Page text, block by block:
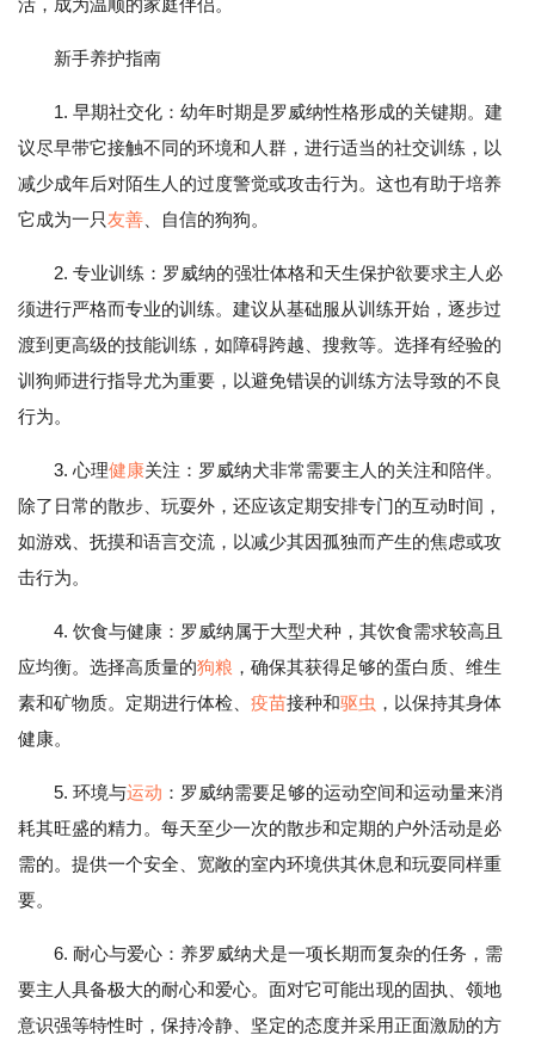
活，成为温顺的家庭伴侣。
新手养护指南
1. 早期社交化：幼年时期是罗威纳性格形成的关键期。建
议尽早带它接触不同的环境和人群，进行适当的社交训练，以
减少成年后对陌生人的过度警觉或攻击行为。这也有助于培养
它成为一只友善 、自信的狗狗。
2. 专业训练：罗威纳的强壮体格和天生保护欲要求主人必
须进行严格而专业的训练。建议从基础服从训练开始，逐步过
渡到更高级的技能训练，如障碍跨越、搜救等。选择有经验的
训狗师进行指导尤为重要，以避免错误的训练方法导致的不良
行为。
3. 心理健康关注：罗威纳犬非常需要主人的关注和陪伴。
除了日常的散步、玩耍外，还应该定期安排专门的互动时间，
如游戏、抚摸和语言交流，以减少其因孤独而产生的焦虑或攻
击行为。
4. 饮食与健康：罗威纳属于大型犬种，其饮食需求较高且
应均衡。选择高质量的狗粮 ，确保其获得足够的蛋白质、维生
素和矿物质。定期进行体检、 疫苗接种和驱虫 ，以保持其身体
健康。
5. 环境与运动 ：罗威纳需要足够的运动空间和运动量来消
耗其旺盛的精力。每天至少一次的散步和定期的户外活动是必
需的。提供一个安全、宽敞的室内环境供其休息和玩耍同样重
要。
6. 耐心与爱心：养罗威纳犬是一项长期而复杂的任务，需
要主人具备极大的耐心和爱心。面对它可能出现的固执、领地
意识强等特性时，保持冷静、坚定的态度并采用正面激励的方